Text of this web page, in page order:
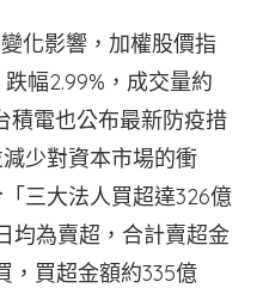
化影響，加權股價指
幅2.99%，成交量約
積電也公布最新防疫措
少對資本市場的衝
三大法人買超達326億
均為賣超，合計賣超金
，買超金額約335億